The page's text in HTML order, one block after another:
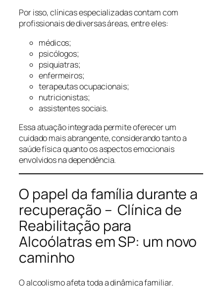
Por isso, clínicas especializadas contam com
profissionais de diversas áreas, entre eles:
médicos;
psicólogos;
psiquiatras;
enfermeiros;
terapeutas ocupacionais;
nutricionistas;
assistentes sociais.
Essa atuação integrada permite oferecer um
cuidado mais abrangente, considerando tanto a
saúde física quanto os aspectos emocionais
envolvidos na dependência.
O papel da família durante a
recuperação – Clínica de
Reabilitação para
Alcoólatras em SP: um novo
caminho
O alcoolismo afeta toda a dinâmica familiar.